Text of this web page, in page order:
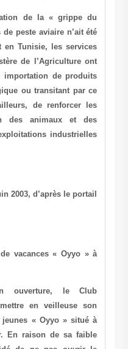
de la « grippe du
peste aviaire n’ait été
en Tunisie, les services
de l’Agriculture ont
importation de produits
ou transitant par ce
de renforcer les
des animaux et des
industrielles
2003, d’après le portail
vacances « Oyyo » à
ouverture, le Club
en veilleuse son
« Oyyo » situé à
En raison de sa faible